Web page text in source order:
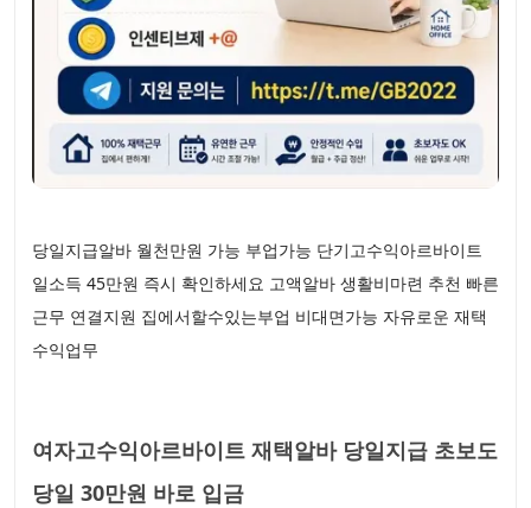
당일지급알바 월천만원 가능 부업가능 단기고수익아르바이트
일소득 45만원 즉시 확인하세요 고액알바 생활비마련 추천 빠른
근무 연결지원 집에서할수있는부업 비대면가능 자유로운 재택
수익업무
여자고수익아르바이트 재택알바 당일지급 초보도
당일 30만원 바로 입금